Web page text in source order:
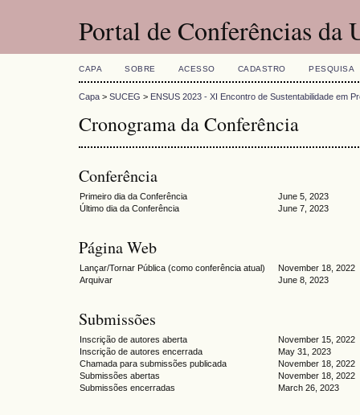
Portal de Conferências da
CAPA SOBRE ACESSO CADASTRO PESQUISA
Capa > SUCEG > ENSUS 2023 - XI Encontro de Sustentabilidade em
Cronograma da Conferência
Conferência
Primeiro dia da Conferência
June 5, 2023
Último dia da Conferência
June 7, 2023
Página Web
Lançar/Tornar Pública (como conferência atual)
November 18, 2022
Arquivar
June 8, 2023
Submissões
Inscrição de autores aberta
November 15, 2022
Inscrição de autores encerrada
May 31, 2023
Chamada para submissões publicada
November 18, 2022
Submissões abertas
November 18, 2022
Submissões encerradas
March 26, 2023